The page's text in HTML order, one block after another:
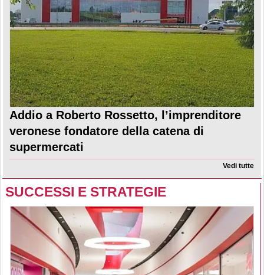
Addio a Roberto Rossetto, l’imprenditore
veronese fondatore della catena di
supermercati
Vedi tutte
SUCCESSI E STRATEGIE